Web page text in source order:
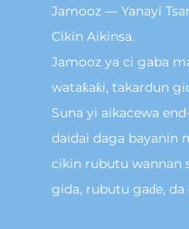
Jamooz — Yanayi
Cikin Aikinsa.
Jamooz ya ci gaba
wataƙaƙi, takardun
Suna yi aikacewa
daidai daga bayanin
cikin rubutu wannan
gida, rubutu gaɗe,